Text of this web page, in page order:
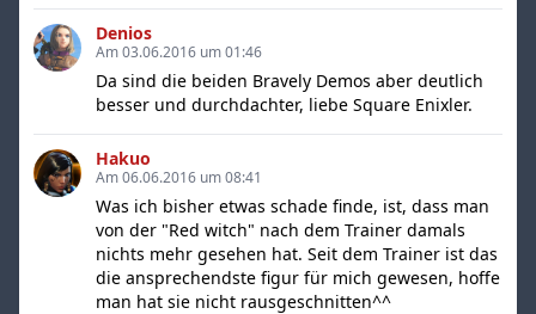
Denios
Am 03.06.2016 um 01:46
Da sind die beiden Bravely Demos aber deutlich
besser und durchdachter, liebe Square Enixler.
Hakuo
Am 06.06.2016 um 08:41
Was ich bisher etwas schade finde, ist, dass man
von der "Red witch" nach dem Trainer damals
nichts mehr gesehen hat. Seit dem Trainer ist das
die ansprechendste figur für mich gewesen, hoffe
man hat sie nicht rausgeschnitten^^